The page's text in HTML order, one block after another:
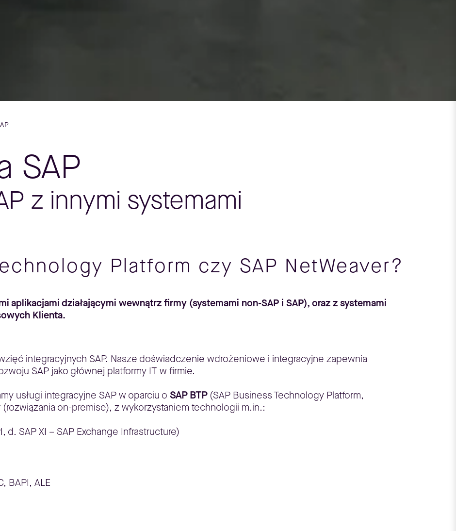
SAP
z innymi systemami
Platform czy SAP NetWeaver?
aplikacjami działającymi wewnątrz firmy (systemami non-SAP i SAP), oraz z systemami
Klienta.
integracyjnych SAP. Nasze doświadczenie wdrożeniowe i integracyjne zapewnia
SAP jako głównej platformy IT w firmie.
usługi integracyjne SAP w oparciu o SAP BTP(SAP Business Technology Platform,
(rozwiązania on-premise), z wykorzystaniem technologii m.in.:
d. SAP XI – SAP Exchange Infrastructure)
BAPI, ALE